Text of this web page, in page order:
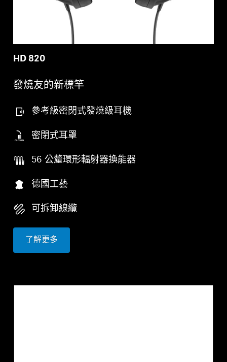
HD 820
發燒友的新標竿
參考級密閉式發燒級耳機
密閉式耳罩
56 公釐環形輻射器換能器
德國工藝
可拆卸線纜
了解更多